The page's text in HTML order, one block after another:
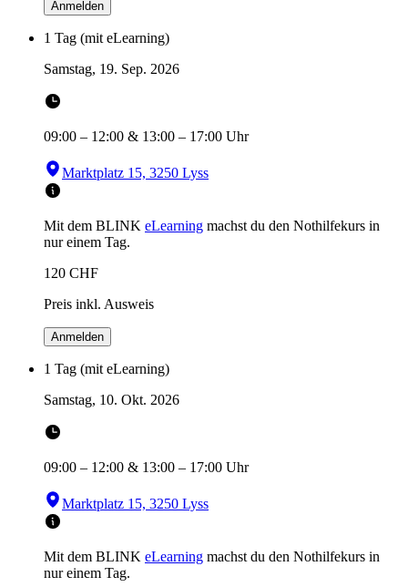
Anmelden
1 Tag (mit eLearning)
Samstag, 19. Sep. 2026
09:00 – 12:00 & 13:00 – 17:00 Uhr
Marktplatz 15, 3250 Lyss
Mit dem BLINK eLearning machst du den Nothilfekurs in
nur einem Tag.
120 CHF
Preis inkl. Ausweis
Anmelden
1 Tag (mit eLearning)
Samstag, 10. Okt. 2026
09:00 – 12:00 & 13:00 – 17:00 Uhr
Marktplatz 15, 3250 Lyss
Mit dem BLINK eLearning machst du den Nothilfekurs in
nur einem Tag.